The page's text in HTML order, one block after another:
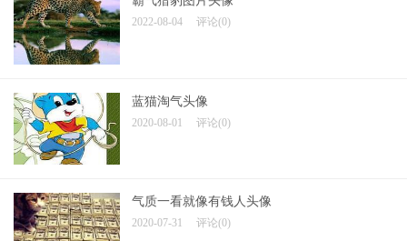
2022-08-04 评论(0)
蓝猫淘气头像
2020-08-01 评论(0)
气质一看就像有钱人头像
2020-07-31 评论(0)